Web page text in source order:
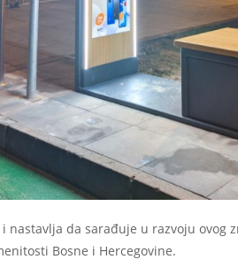
i nastavlja da sarađuje u razvoju
Bosne i Hercegovine.